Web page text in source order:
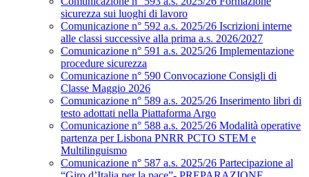
sicurezza sui luoghi di lavoro
Comunicazione n° 592 a.s. 2025/26 Iscrizioni interne
alle classi successive alla prima a.s. 2026/2027
Comunicazione n° 591 a.s. 2025/26 Implementazione
procedure sicurezza
Comunicazione n° 590 Convocazione Consigli di
Classe Maggio 2026
Comunicazione n° 589 a.s. 2025/26 Inserimento libri di
testo adottati nella Piattaforma Argo
Comunicazione n° 588 a.s. 2025/26 Modalità operative
partenza per Lisbona PNRR PCTO STEM e
Multilinguismo
Comunicazione n° 587 a.s. 2025/26 Partecipazione al